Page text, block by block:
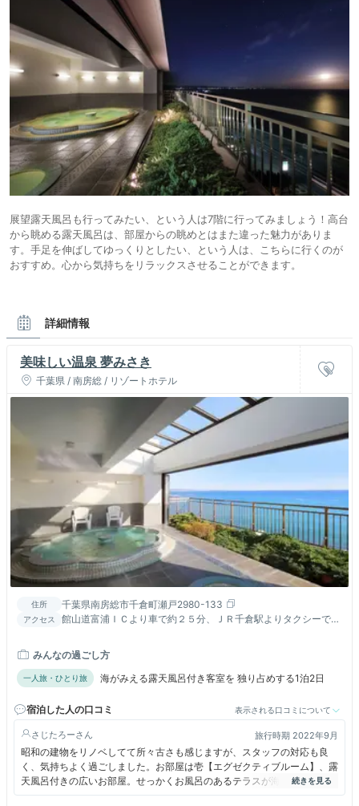
展望露天風呂も行ってみたい、という人は7階に行ってみましょう！高台
から眺める露天風呂は、部屋からの眺めとはまた違った魅力がありま
す。手足を伸ばしてゆっくりとしたい、という人は、こちらに行くのが
おすすめ。心から気持ちをリラックスさせることができます。
詳細情報
美味しい温泉 夢みさき
千葉県 / 南房総 / リゾートホテル
住所 千葉県南房総市千倉町瀬戸2980-133
アクセス
館山道富浦ＩＣより車で約２５分、ＪＲ千倉駅よりタクシーで３
みんなの過ごし方
一人旅・ひとり旅 海がみえる露天風呂付き客室を 独り占めする1泊2日
宿泊した人の口コミ 表示される口コミについて
さじたろー 旅行時期 2022年9月
昭和の建物をリノベしてて所々古さも感じますが、スタッフの対応も良
く、気持ちよく過ごしました。お部屋は壱【エグゼクティブルーム】、露
天風呂付きの広いお部屋。せっかくお風呂のあるテラスが海に面してるの
に、眺望を楽しもうとすると外から見えちゃいそうなのがやや残念なもの